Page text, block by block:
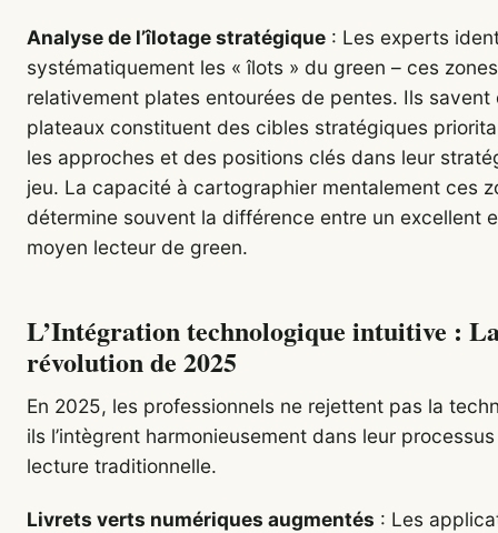
Analyse de l’îlotage stratégique : Les experts
systématiquement les « îlots » du green – ces zones
relativement plates entourées de pentes. Ils savent
plateaux constituent des cibles stratégiques
les approches et des positions clés dans leur
jeu. La capacité à cartographier mentalement ces
détermine souvent la différence entre un excellent
moyen lecteur de green.
L’Intégration technologique intuitive :
révolution de 2025
En 2025, les professionnels ne rejettent pas la
ils l’intègrent harmonieusement dans leur
lecture traditionnelle.
Livrets verts numériques augmentés : Les